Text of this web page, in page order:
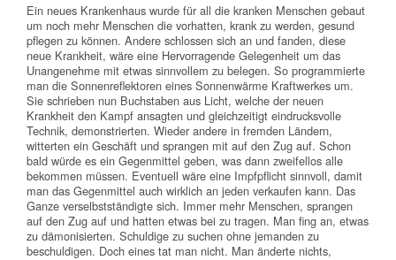
Ein neues Krankenhaus wurde für all die kranken Menschen gebaut
um noch mehr Menschen die vorhatten, krank zu werden, gesund
pflegen zu können. Andere schlossen sich an und fanden, diese
neue Krankheit, wäre eine Hervorragende Gelegenheit um das
Unangenehme mit etwas sinnvollem zu belegen. So programmierte
man die Sonnenreflektoren eines Sonnenwärme Kraftwerkes um.
Sie schrieben nun Buchstaben aus Licht, welche der neuen
Krankheit den Kampf ansagten und gleichzeitigt eindrucksvolle
Technik, demonstrierten. Wieder andere in fremden Ländern,
witterten ein Geschäft und sprangen mit auf den Zug auf. Schon
bald würde es ein Gegenmittel geben, was dann zweifellos alle
bekommen müssen. Eventuell wäre eine Impfpflicht sinnvoll, damit
man das Gegenmittel auch wirklich an jeden verkaufen kann. Das
Ganze verselbstständigte sich. Immer mehr Menschen, sprangen
auf den Zug auf und hatten etwas bei zu tragen. Man fing an, etwas
zu dämonisierten. Schuldige zu suchen ohne jemanden zu
beschuldigen. Doch eines tat man nicht. Man änderte nichts,